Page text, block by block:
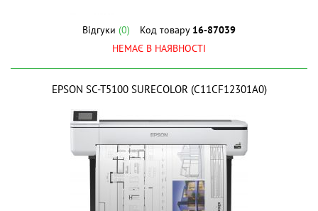
Відгуки (0) Код товару 16-87039
НЕМАЄ В НАЯВНОСТІ
EPSON SC-T5100 SURECOLOR (C11CF12301A0)